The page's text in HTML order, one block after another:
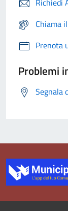
Richiedi
Chiama
Prenota
Problemi
Segnala